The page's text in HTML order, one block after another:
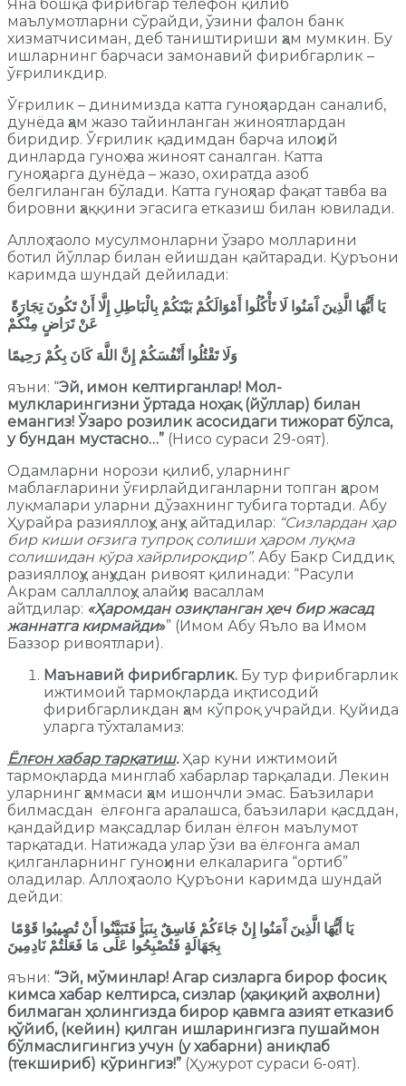
Яна бошқа фирибгар телефон қилиб
маълумотларни сўрайди, ўзини фалон банк
хизматчисиман, деб таништириши ҳам мумкин. Бу
ишларнинг барчаси замонавий фирибгарлик –
ўғриликдир.
Ўғрилик – динимизда катта гуноҳлардан саналиб,
дунёда ҳам жазо тайинланган жиноятлардан
биридир. Ўғрилик қадимдан барча илоҳий
динларда гуноҳ ва жиноят саналган. Катта
гуноҳларга дунёда – жазо, охиратда азоб
белгиланган бўлади. Катта гуноҳлар фақат тавба ва
бировни ҳаққини эгасига етказиш билан ювилади.
Аллоҳ таоло мусулмонларни ўзаро молларини
ботил йўллар билан ейишдан қайтаради. Қуръони
каримда шундай дейилади:
يَا أَيُّهَا الَّذِينَ آَمَنُوا لَا تَأْكُلُوا أَمْوَالَكُمْ بَيْنَكُمْ بِالْبَاطِلِ إِلَّا أَنْ تَكُونَ تِجَارَةً
عَنْ تَرَاضٍ مِنْكُمْ
وَلَا تَقْتُلُوا أَنْفُسَكُمْ إِنَّ اللَّهَ كَانَ بِكُمْ رَحِيمًا
яъни: “Эй, имон келтирганлар! Мол-
мулкларингизни ўртада ноҳақ (йўллар) билан
емангиз! Ўзаро розилик асосидаги тижорат бўлса,
у бундан мустасно…” (Нисо сураси 29-оят).
Одамларни норози қилиб, уларнинг
маблағларини ўғирлайдиганларни топган ҳаром
луқмалари уларни дўзахнинг тубига тортади. Абу
Ҳурайра разияллоҳу анҳу айтадилар: “Сизлардан ҳар
бир киши оғзига тупроқ солиши ҳаром луқма
солишидан кўра хайрлироқдир”. Абу Бакр Сиддиқ
разияллоҳу анҳудан ривоят қилинади: “Расули
Акрам саллаллоҳу алайҳи васаллам
айтдилар: «Ҳаромдан озиқланган ҳеч бир жасад
жаннатга кирмайди»” (Имом Абу Яъло ва Имом
Баззор ривоятлари).
Маънавий фирибгарлик. Бу тур фирибгарлик
ижтимоий тармоқларда иқтисодий
фирибгарликдан ҳам кўпроқ учрайди. Қуйида
уларга тўхталамиз:
Ёлғон хабар тарқатиш.Ҳар куни ижтимоий
тармоқларда минглаб хабарлар тарқалади. Лекин
уларнинг ҳаммаси ҳам ишончли эмас. Баъзилари
билмасдан ёлғонга аралашса, баъзилари қасддан,
қандайдир мақсадлар билан ёлғон маълумот
тарқатади. Натижада улар ўзи ва ёлғонга амал
қилганларнинг гуноҳини елкаларига “ортиб”
оладилар. Аллоҳ таоло Қуръони каримда шундай
дейди:
يَا أَيُّهَا الَّذِينَ آَمَنُوا إِنْ جَاءَكُمْ فَاسِقٌ بِنَبَأٍ فَتَبَيَّنُوا أَنْ تُصِيبُوا قَوْمًا
بِجَهَالَةٍ فَتُصْبِحُوا عَلَى مَا فَعَلْتُمْ نَادِمِينَ
яъни: “Эй, мўминлар! Агар сизларга бирор фосиқ
кимса хабар келтирса, сизлар (ҳақиқий аҳволни)
билмаган ҳолингизда бирор қавмга азият етказиб
қўйиб, (кейин) қилган ишларингизга пушаймон
бўлмаслигингиз учун (у хабарни) аниқлаб
(текшириб) кўрингиз!” (Ҳужурот сураси 6-оят).